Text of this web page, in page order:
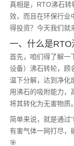
真相是，RTO沸石转
效，而且在环保行业
得投资？今天我们就
一、什么是RTO
首先，咱们得了解一
设备）沸石转轮，顾
温下分解，达到净化
用沸石的吸附能力，
将其转化为无害物质。
简单来说，就是通过
有害气体一网打尽，
🎯